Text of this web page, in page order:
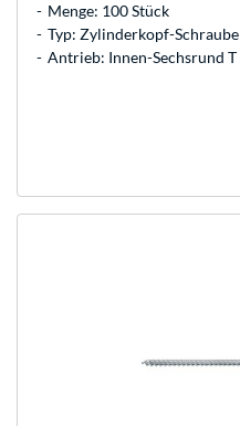
Menge: 100 Stück
Typ: Zylinderkopf-Schraube
Antrieb: Innen-Sechsrund T